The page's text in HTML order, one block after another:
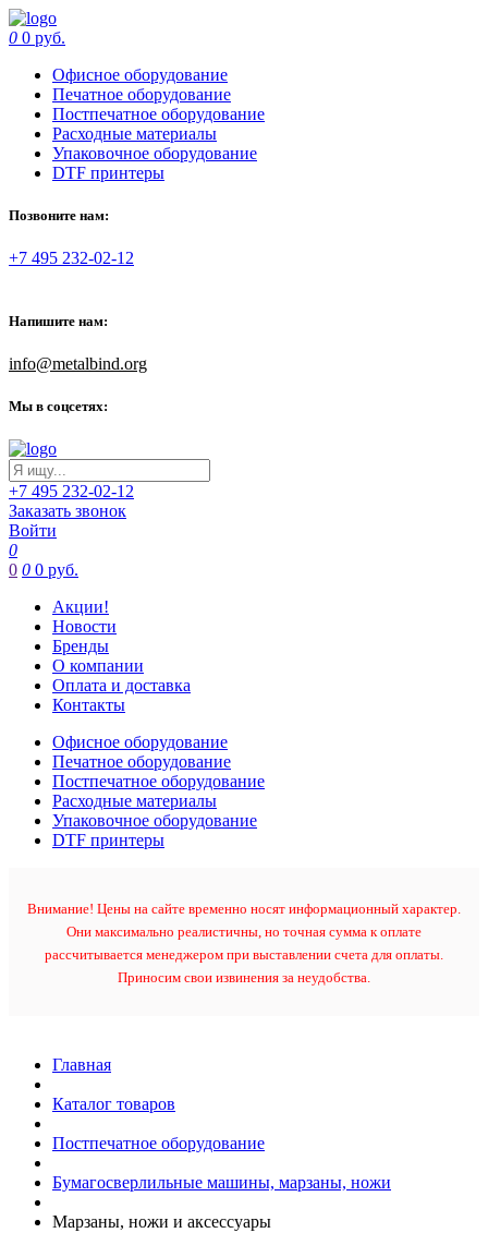
0 0 руб.
Офисное оборудование
Печатное оборудование
Постпечатное оборудование
Расходные материалы
Упаковочное оборудование
DTF принтеры
Позвоните нам:
+7 495 232-02-12
Напишите нам:
info@metalbind.org
Мы в соцсетях:
+7 495 232-02-12
Заказать звонок
Войти
0
0 0 0 руб.
Акции!
Новости
Бренды
О компании
Оплата и доставка
Контакты
Офисное оборудование
Печатное оборудование
Постпечатное оборудование
Расходные материалы
Упаковочное оборудование
DTF принтеры
Внимание! Цены на сайте временно носят информационный характер.
Они максимально реалистичны, но точная сумма к оплате
рассчитывается менеджером при выставлении счета для оплаты.
Приносим свои извинения за неудобства.
Главная
Каталог товаров
Постпечатное оборудование
Бумагосверлильные машины, марзаны, ножи
Марзаны, ножи и аксессуары